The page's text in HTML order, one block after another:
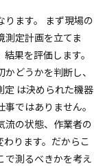
ります。 まず現場の
測定計画を立てま
果を評価します。
どうかを判断し、
定 は決められた機器
ではありません。
流の状態、作業者の
ります。だからこ
で測るべきかを考え